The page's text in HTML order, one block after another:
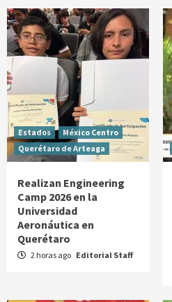
Estados
México Centro
Querétaro de Arteaga
Realizan Engineering
Camp 2026 en la
Universidad
Aeronáutica en
Querétaro
2 horas ago Editorial Staff